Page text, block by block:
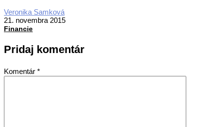
2015-
11-
21
Veronika Samková
21. novembra 2015
Financie
Pridaj komentár
Komentár *